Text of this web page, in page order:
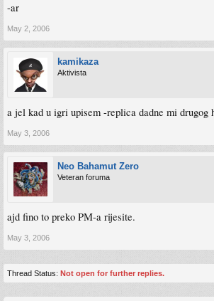
-ar
May 2, 2006
kamikaza
Aktivista
a jel kad u igri upisem -replica dadne mi drugog
May 3, 2006
Neo Bahamut Zero
Veteran foruma
ajd fino to preko PM-a rijesite.
May 3, 2006
Thread Status: Not open for further replies.